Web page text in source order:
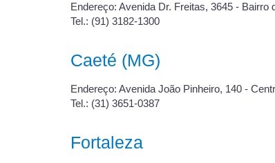
Endereço: Avenida Dr. Freitas, 3645 - Bairro
Tel.: (91) 3182-1300
Caeté (MG)
Endereço: Avenida João Pinheiro, 140 -
Tel.: (31) 3651-0387
Fortaleza